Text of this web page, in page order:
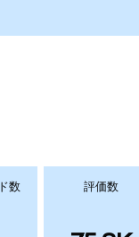
数 評価数